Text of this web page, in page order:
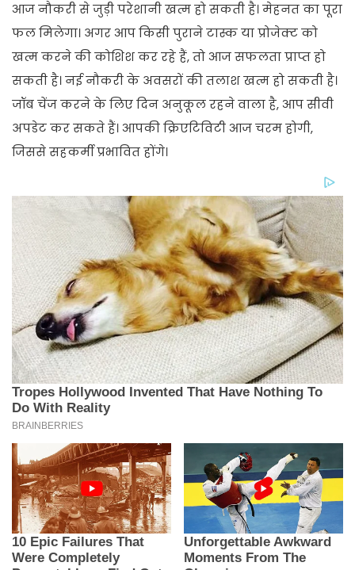
आज नौकरी से जुड़ी परेशानी खत्म हो सकती है। मेहनत का पूरा
फल मिलेगा। अगर आप किसी पुराने टास्क या प्रोजेक्ट को
खत्म करने की कोशिश कर रहे हैं, तो आज सफलता प्राप्त हो
सकती है। नई नौकरी के अवसरों की तलाश खत्म हो सकती है।
जॉब चेंज करने के लिए दिन अनुकूल रहने वाला है, आप सीवी
अपडेट कर सकते हैं। आपकी क्रिएटिविटी आज चरम होगी,
जिससे सहकर्मी प्रभावित होंगे।